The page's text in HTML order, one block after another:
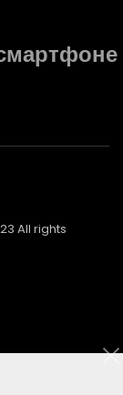
All rights